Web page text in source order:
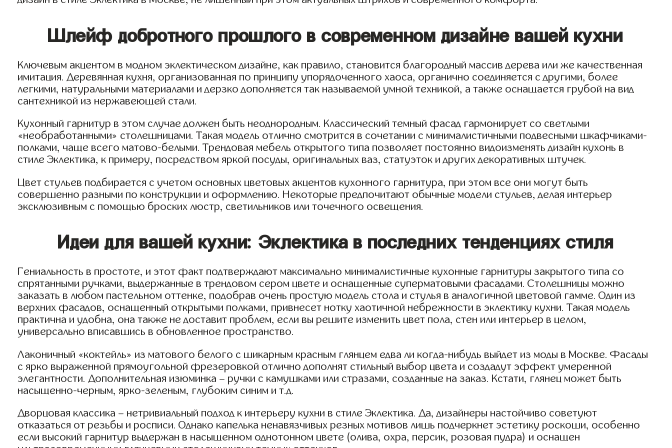
Шлейф добротного прошлого в современном дизайне вашей кухни
Ключевым акцентом в модном эклектическом дизайне, как правило, становится благородный массив дерева или же качественная
имитация. Деревянная кухня, организованная по принципу упорядоченного хаоса, органично соединяется с другими, более
легкими, натуральными материалами и дерзко дополняется так называемой умной техникой, а также оснащается грубой на вид
сантехникой из нержавеющей стали.
Кухонный гарнитур в этом случае должен быть неоднородным. Классический темный фасад гармонирует со светлыми
«необработанными» столешницами. Такая модель отлично смотрится в сочетании с минималистичными подвесными шкафчиками-
полками, чаще всего матово-белыми. Трендовая мебель открытого типа позволяет постоянно видоизменять дизайн кухонь в
стиле Эклектика, к примеру, посредством яркой посуды, оригинальных ваз, статуэток и других декоративных штучек.
Цвет стульев подбирается с учетом основных цветовых акцентов кухонного гарнитура, при этом все они могут быть
совершенно разными по конструкции и оформлению. Некоторые предпочитают обычные модели стульев, делая интерьер
эксклюзивным с помощью броских люстр, светильников или точечного освещения.
Идеи для вашей кухни: Эклектика в последних тенденциях стиля
Гениальность в простоте, и этот факт подтверждают максимально минималистичные кухонные гарнитуры закрытого типа со
спрятанными ручками, выдержанные в трендовом сером цвете и оснащенные суперматовыми фасадами. Столешницы можно
заказать в любом пастельном оттенке, подобрав очень простую модель стола и стулья в аналогичной цветовой гамме. Один из
верхних фасадов, оснащенный открытыми полками, привнесет нотку хаотичной небрежности в эклектику кухни. Такая модель
практична и удобна, она также не доставит проблем, если вы решите изменить цвет пола, стен или интерьер в целом,
универсально вписавшись в обновленное пространство.
Лаконичный «коктейль» из матового белого с шикарным красным глянцем едва ли когда-нибудь выйдет из моды в Москве. Фасады
с ярко выраженной прямоугольной фрезеровкой отлично дополнят стильный выбор цвета и создадут эффект умеренной
элегантности. Дополнительная изюминка – ручки с камушками или стразами, созданные на заказ. Кстати, глянец может быть
насыщенно-черным, ярко-зеленым, глубоким синим и т.д.
Дворцовая классика – нетривиальный подход к интерьеру кухни в стиле Эклектика. Да, дизайнеры настойчиво советуют
отказаться от резьбы и росписи. Однако капелька ненавязчивых резных мотивов лишь подчеркнет эстетику роскоши, особенно
если высокий гарнитур выдержан в насыщенном однотонном цвете (олива, охра, персик, розовая пудра) и оснащен